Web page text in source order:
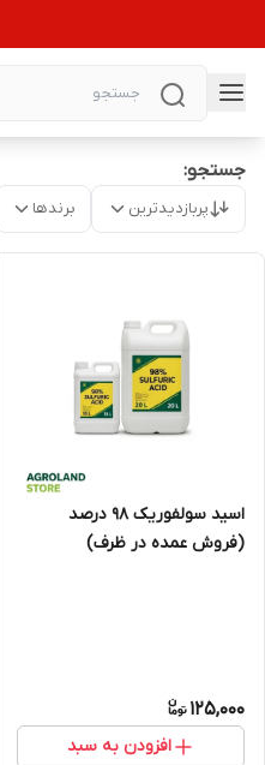
جستجو:
پربازدیدترین برندها
اسید سولفوریک 98 درصد
(فروش عمده در ظرف)
125,000
افزودن به سبد